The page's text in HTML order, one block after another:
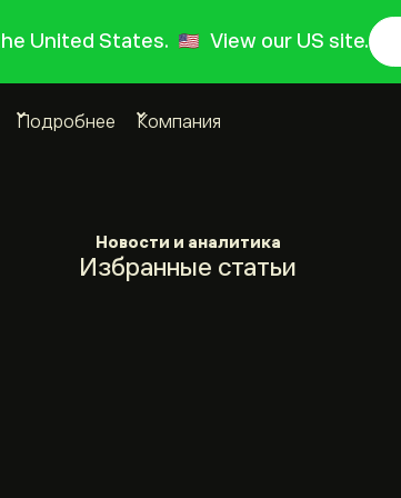
United States. View our US site.
Подробнее Компания
Новости и аналитика
Избранные статьи